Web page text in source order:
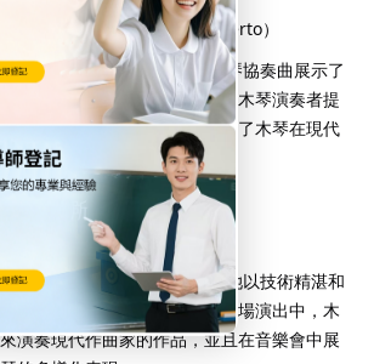
協奏曲》（Xylophone Concerto）
約翰遜是當代作曲家，他的木琴協奏曲展示了
獨奏樂器的潛力。這部作品對木琴演奏者提
的技術要求，同時也充分發揮了木琴在現代
表現力和音色的多樣性。
Bartošová）
代木琴演奏錄音
巴特是一位現代木琴演奏家，她以技術精湛和
力豐富而著名。她的錄音和現場演出中，木
演奏現代作曲家的作品，並且在音樂會中展